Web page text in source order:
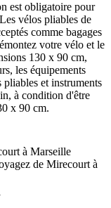
est obligatoire pour
vélos pliables de
comme bagages
votre vélo et le
130 x 90 cm,
les équipements
pliables et instruments
à condition d'être
x 90 cm.
à Marseille
de Mirecourt à